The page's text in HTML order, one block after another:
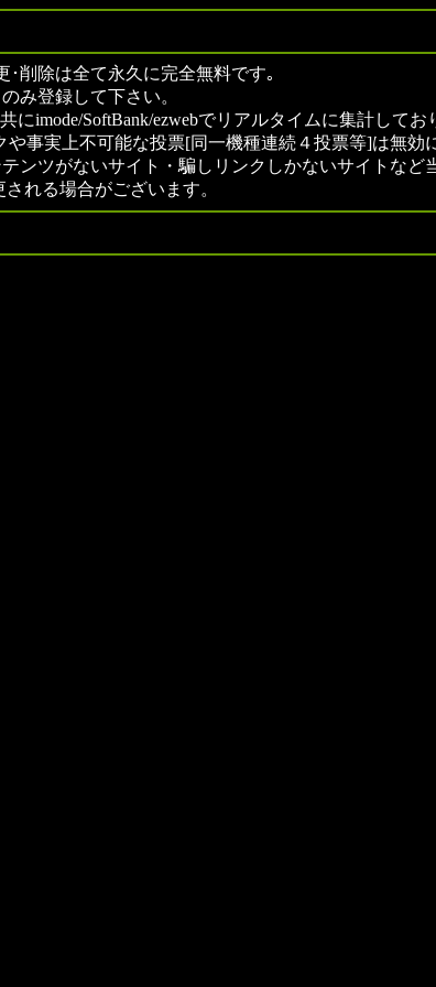
･削除は全て永久に完全無料です｡
み登録して下さい。
にimode/SoftBank/ezwebでリアルタイムに集計してお
事実上不可能な投票[同一機種連続４投票等]は無効
ンツがないサイト・騙しリンクしかないサイトなど
れる場合がございます。